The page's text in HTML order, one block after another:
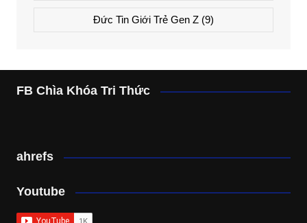
Đức Tin Giới Trẻ Gen Z(9)
FB Chìa Khóa Tri Thức
ahrefs
Youtube